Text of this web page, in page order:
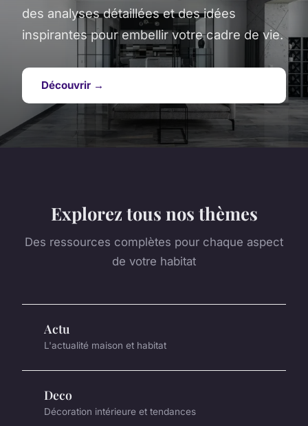
des analyses détaillées et des idées
inspirantes pour embellir votre cadre de vie.
Découvrir →
Explorez tous nos thèmes
Des ressources complètes pour chaque aspect
de votre habitat
Actu
L'actualité maison et habitat
Deco
Décoration intérieure et tendances